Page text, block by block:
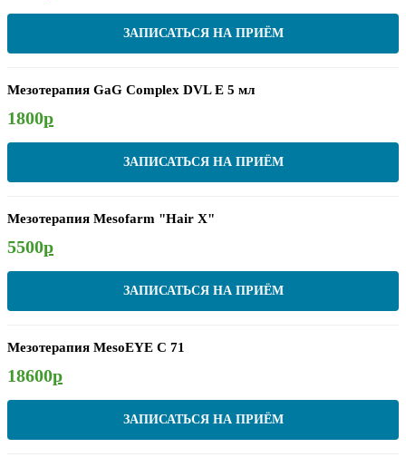
ЗАПИСАТЬСЯ НА ПРИЁМ
Мезотерапия GaG Complex DVL E 5 мл
1800р
ЗАПИСАТЬСЯ НА ПРИЁМ
Мезотерапия Mesofarm "Hair X"
5500р
ЗАПИСАТЬСЯ НА ПРИЁМ
Мезотерапия MesoEYE C 71
18600р
ЗАПИСАТЬСЯ НА ПРИЁМ